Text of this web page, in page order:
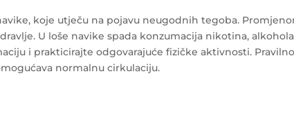
koje utječu na pojavu neugodnih tegoba.
U loše navike spada konzumacija nikotina,
i prakticirajte odgovarajuće fizičke aktivnosti.
normalnu cirkulaciju.